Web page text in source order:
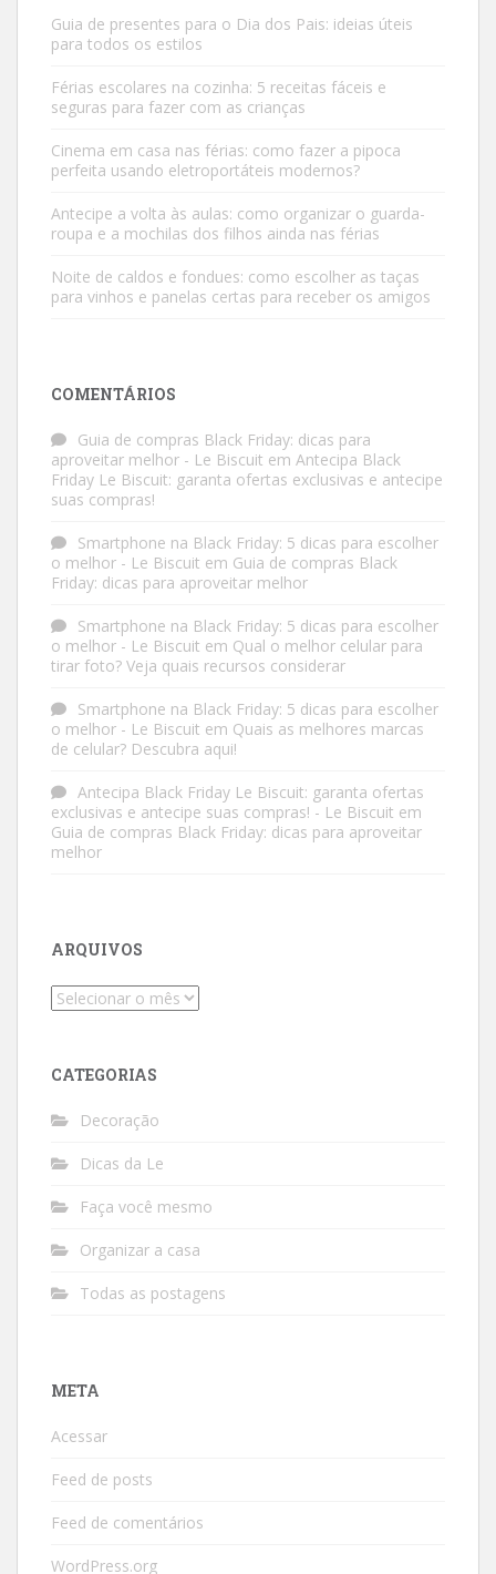
Guia de presentes para o Dia dos Pais: ideias úteis
para todos os estilos
Férias escolares na cozinha: 5 receitas fáceis e
seguras para fazer com as crianças
Cinema em casa nas férias: como fazer a pipoca
perfeita usando eletroportáteis modernos?
Antecipe a volta às aulas: como organizar o guarda-
roupa e a mochilas dos filhos ainda nas férias
Noite de caldos e fondues: como escolher as taças
para vinhos e panelas certas para receber os amigos
COMENTÁRIOS
Guia de compras Black Friday: dicas para
aproveitar melhor - Le Biscuit em Antecipa Black
Friday Le Biscuit: garanta ofertas exclusivas e antecipe
suas compras!
Smartphone na Black Friday: 5 dicas para escolher
o melhor - Le Biscuit em Guia de compras Black
Friday: dicas para aproveitar melhor
Smartphone na Black Friday: 5 dicas para escolher
o melhor - Le Biscuit em Qual o melhor celular para
tirar foto? Veja quais recursos considerar
Smartphone na Black Friday: 5 dicas para escolher
o melhor - Le Biscuit em Quais as melhores marcas
de celular? Descubra aqui!
Antecipa Black Friday Le Biscuit: garanta ofertas
exclusivas e antecipe suas compras! - Le Biscuit em
Guia de compras Black Friday: dicas para aproveitar
melhor
ARQUIVOS
Arquivos
CATEGORIAS
Decoração
Dicas da Le
Faça você mesmo
Organizar a casa
Todas as postagens
META
Acessar
Feed de posts
Feed de comentários
WordPress.org